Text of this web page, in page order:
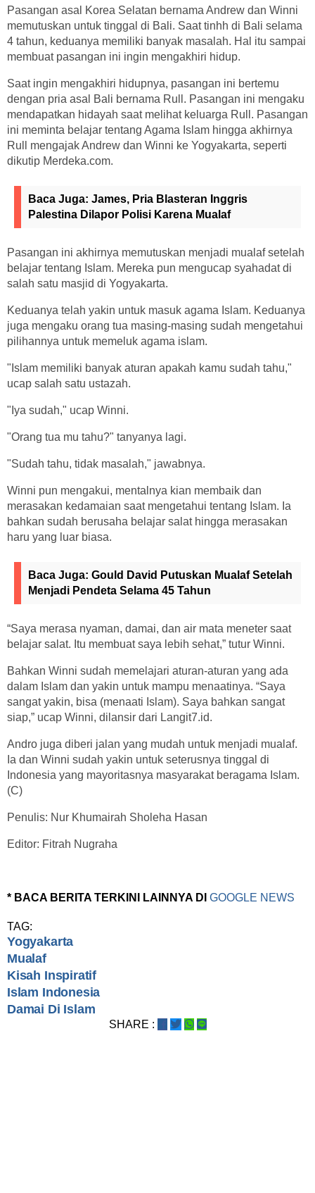
Pasangan asal Korea Selatan bernama Andrew dan Winni
memutuskan untuk tinggal di Bali. Saat tinhh di Bali selama
4 tahun, keduanya memiliki banyak masalah. Hal itu sampai
membuat pasangan ini ingin mengakhiri hidup.
Saat ingin mengakhiri hidupnya, pasangan ini bertemu
dengan pria asal Bali bernama Rull. Pasangan ini mengaku
mendapatkan hidayah saat melihat keluarga Rull. Pasangan
ini meminta belajar tentang Agama Islam hingga akhirnya
Rull mengajak Andrew dan Winni ke Yogyakarta, seperti
dikutip Merdeka.com.
Baca Juga: James, Pria Blasteran Inggris
Palestina Dilapor Polisi Karena Mualaf
Pasangan ini akhirnya memutuskan menjadi mualaf setelah
belajar tentang Islam. Mereka pun mengucap syahadat di
salah satu masjid di Yogyakarta.
Keduanya telah yakin untuk masuk agama Islam. Keduanya
juga mengaku orang tua masing-masing sudah mengetahui
pilihannya untuk memeluk agama islam.
"Islam memiliki banyak aturan apakah kamu sudah tahu,"
ucap salah satu ustazah.
"Iya sudah," ucap Winni.
"Orang tua mu tahu?" tanyanya lagi.
"Sudah tahu, tidak masalah," jawabnya.
Winni pun mengakui, mentalnya kian membaik dan
merasakan kedamaian saat mengetahui tentang Islam. Ia
bahkan sudah berusaha belajar salat hingga merasakan
haru yang luar biasa.
Baca Juga: Gould David Putuskan Mualaf Setelah
Menjadi Pendeta Selama 45 Tahun
“Saya merasa nyaman, damai, dan air mata meneter saat
belajar salat. Itu membuat saya lebih sehat,” tutur Winni.
Bahkan Winni sudah memelajari aturan-aturan yang ada
dalam Islam dan yakin untuk mampu menaatinya. “Saya
sangat yakin, bisa (menaati Islam). Saya bahkan sangat
siap,” ucap Winni, dilansir dari Langit7.id.
Andro juga diberi jalan yang mudah untuk menjadi mualaf.
Ia dan Winni sudah yakin untuk seterusnya tinggal di
Indonesia yang mayoritasnya masyarakat beragama Islam.
(C)
Penulis: Nur Khumairah Sholeha Hasan
Editor: Fitrah Nugraha
* BACA BERITA TERKINI LAINNYA DI GOOGLE NEWS
TAG:
Yogyakarta
Mualaf
Kisah Inspiratif
Islam Indonesia
Damai Di Islam
SHARE :